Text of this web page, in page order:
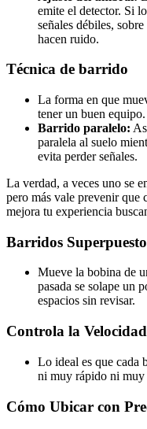
emite el detector. Si
señales débiles,
hacen ruido.
Técnica de barrido
La forma en que
tener un buen equipo.
Barrido paralelo:
paralela al suelo
evita perder señales.
La verdad, a veces uno se
pero más vale prevenir que
mejora tu experiencia
Barridos
Mueve la bobina de
pasada se solape un
espacios sin revisar.
Controla la
Lo ideal es que cada
ni muy rápido ni muy
Cómo Ubicar con